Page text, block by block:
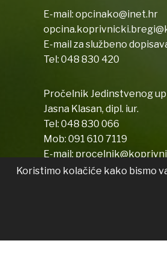
E-mail: opcinako@inet.hr
E-mail za službeno
Tel: 048 830 420
Pročelnik Jedinstvenog
Jasna Klasan, dipl. iur.
Tel: 048 830 066
Mob: 091 610 7119
E-mail:
Koristimo kolačiće kako bismo